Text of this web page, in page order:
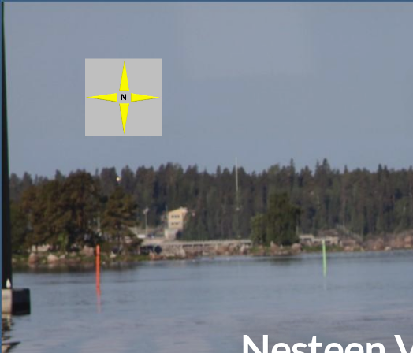
Nesteen Venekerho ry